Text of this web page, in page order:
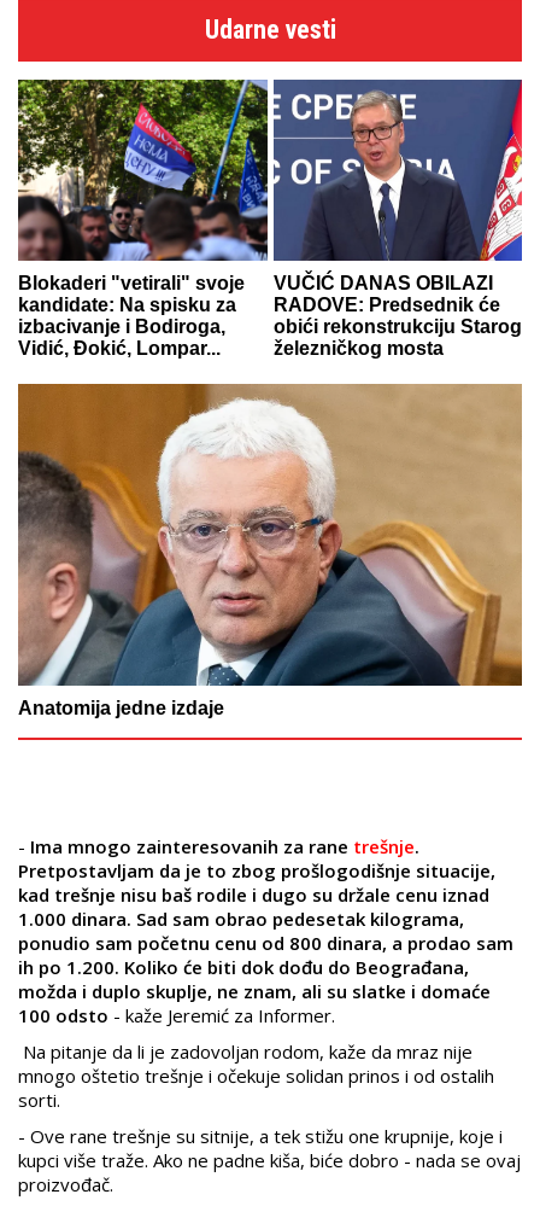
Udarne vesti
Blokaderi "vetirali" svoje
kandidate: Na spisku za
izbacivanje i Bodiroga,
Vidić, Đokić, Lompar...
VUČIĆ DANAS OBILAZI
RADOVE: Predsednik će
obići rekonstrukciju Starog
železničkog mosta
Anatomija jedne izdaje
- Ima mnogo zainteresovanih za rane trešnje.
Pretpostavljam da je to zbog prošlogodišnje situacije,
kad trešnje nisu baš rodile i dugo su držale cenu iznad
1.000 dinara. Sad sam obrao pedesetak kilograma,
ponudio sam početnu cenu od 800 dinara, a prodao sam
ih po 1.200. Koliko će biti dok dođu do Beograđana,
možda i duplo skuplje, ne znam, ali su slatke i domaće
100 odsto - kaže Jeremić za Informer.
Na pitanje da li je zadovoljan rodom, kaže da mraz nije
mnogo oštetio trešnje i očekuje solidan prinos i od ostalih
sorti.
- Ove rane trešnje su sitnije, a tek stižu one krupnije, koje i
kupci više traže. Ako ne padne kiša, biće dobro - nada se ovaj
proizvođač.